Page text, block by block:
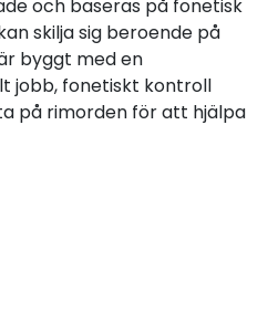
och baseras på fonetisk
skilja sig beroende på
byggt med en
jobb, fonetiskt kontroll
på rimorden för att hjälpa